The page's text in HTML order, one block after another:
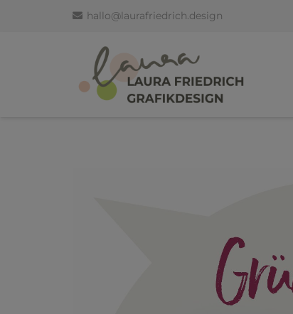
hallo@laurafriedrich.design